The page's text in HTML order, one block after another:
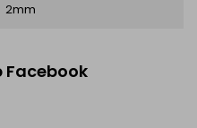
2mm
Facebook